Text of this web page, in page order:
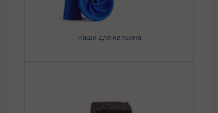
Чаши для кальяна